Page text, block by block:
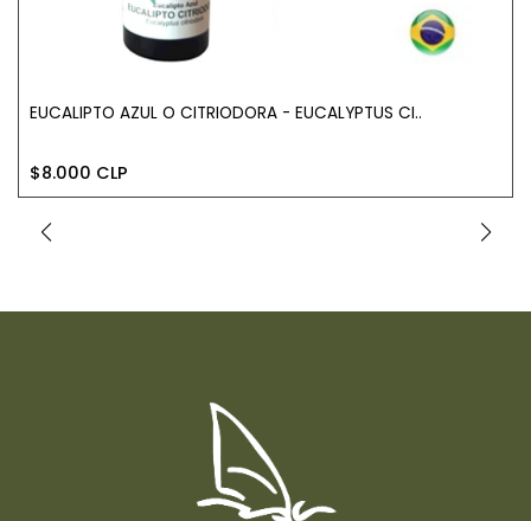
EUCALIPTO AZUL O CITRIODORA - EUCALYPTUS CI..
$8.000 CLP